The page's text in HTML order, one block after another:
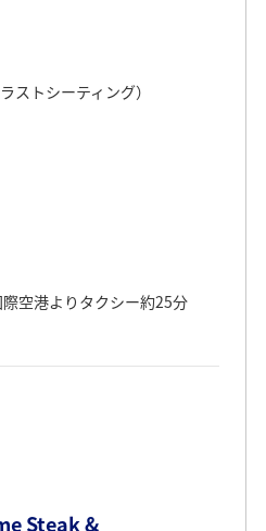
ストシーティング）
空港よりタクシー約25分
Steak &